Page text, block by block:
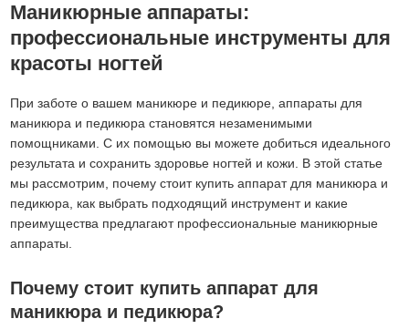
Маникюрные аппараты:
профессиональные инструменты для
красоты ногтей
При заботе о вашем маникюре и педикюре, аппараты для
маникюра и педикюра становятся незаменимыми
помощниками. С их помощью вы можете добиться идеального
результата и сохранить здоровье ногтей и кожи. В этой статье
мы рассмотрим, почему стоит купить аппарат для маникюра и
педикюра, как выбрать подходящий инструмент и какие
преимущества предлагают профессиональные маникюрные
аппараты.
Почему стоит купить аппарат для
маникюра и педикюра?